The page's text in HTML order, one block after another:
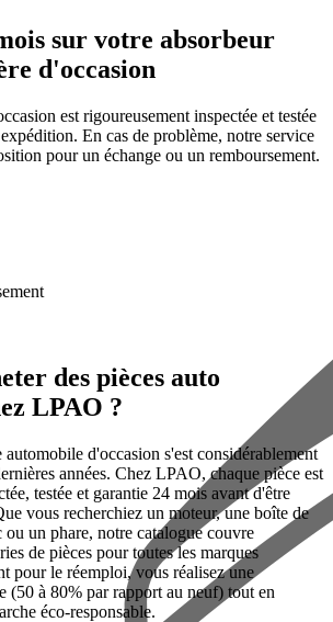
sur votre absorbeur
d'occasion
est rigoureusement inspectée et testée
En cas de problème, notre service
pour un échange ou un remboursement.
des pièces auto
LPAO ?
d'occasion s'est considérablement
années. Chez LPAO, chaque pièce est
testée et garantie 24 mois avant d'être
vous recherchiez un moteur, une boîte de
ou un phare, notre catalogue couvre
de pièces pour toutes les marques
pour le réemploi, vous réalisez une
(50 à 80% par rapport au neuf) tout en
éco-responsable.